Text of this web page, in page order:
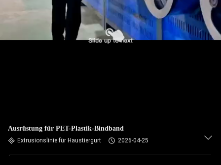
Ausrüstung für PET-Plastik-Bindband
Extrusionslinie für Haustiergurt 2026-04-25